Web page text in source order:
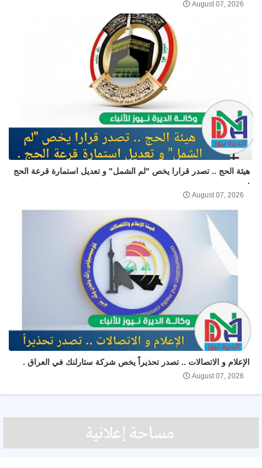
August 07, 2026
هيئة الحج .. تصدر قرارا يخص "لم الشمل" و تعديل استمارة قرعة الحج
.
August 07, 2026
الإعلام و الاتصالات .. تصدر تحذيراً يخص شركة ستارلنك في العراق .
August 07, 2026